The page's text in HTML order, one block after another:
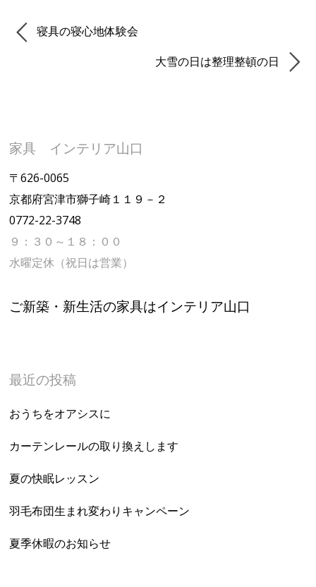
寝具の寝心地体験会
大雪の日は整理整頓の日
家具 インテリア山口
〒626-0065
京都府宮津市獅子崎１１９－２
0772-22-3748
９：３０～１８：００
水曜定休（祝日は営業）
ご新築・新生活の家具はインテリア山口
最近の投稿
おうちをオアシスに
カーテンレールの取り換えします
夏の快眠レッスン
羽毛布団生まれ変わりキャンペーン
夏季休暇のお知らせ